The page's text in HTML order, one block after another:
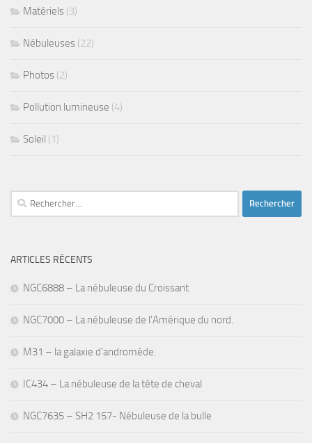
Matériels (3)
Nébuleuses (22)
Photos (2)
Pollution lumineuse (4)
Soleil (1)
Rechercher :
ARTICLES RÉCENTS
NGC6888 – La nébuleuse du Croissant
NGC7000 – La nébuleuse de l’Amérique du nord.
M31 – la galaxie d’andromède.
IC434 – La nébuleuse de la tête de cheval
NGC7635 – SH2 157- Nébuleuse de la bulle